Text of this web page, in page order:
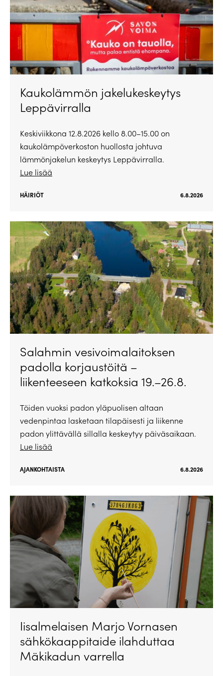
Kaukolämmön jakelukeskeytys
Leppävirralla
Keskiviikkona 12.8.2026 kello 8.00–15.00 on
kaukolämpöverkoston huollosta johtuva
lämmönjakelun keskeytys Leppävirralla.
Lue lisää
HÄIRIÖT 6.8.2026
Salahmin vesivoimalaitoksen
padolla korjaustöitä –
liikenteeseen katkoksia 19.–26.8.
Töiden vuoksi padon yläpuolisen altaan
vedenpintaa lasketaan tilapäisesti ja liikenne
padon ylittävällä sillalla keskeytyy päiväsaikaan.
Lue lisää
AJANKOHTAISTA 6.8.2026
Iisalmelaisen Marjo Vornasen
sähkökaappitaide ilahduttaa
Mäkikadun varrella